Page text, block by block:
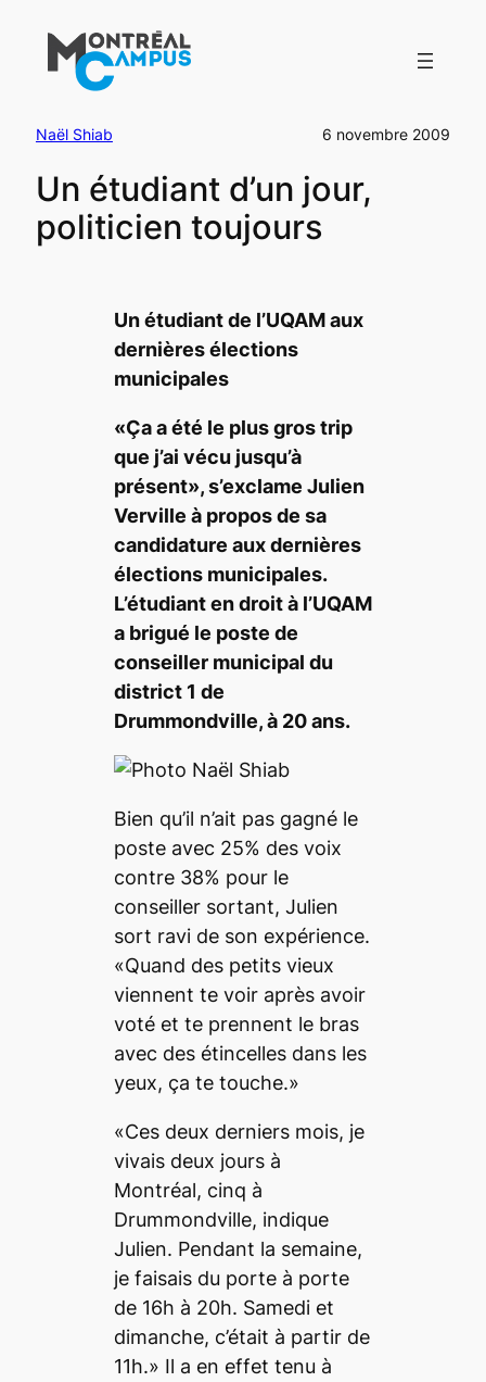
contenu
Naël Shiab 6 novembre 2009
Un étudiant d’un jour,
politicien toujours
Un étudiant de l’UQAM aux
dernières élections
municipales
«Ça a été le plus gros trip
que j’ai vécu jusqu’à
présent», s’exclame Julien
Verville à propos de sa
candidature aux dernières
élections municipales.
L’étudiant en droit à l’UQAM
a brigué le poste de
conseiller municipal du
district 1 de
Drummondville, à 20 ans.
Bien qu’il n’ait pas gagné le
poste avec 25% des voix
contre 38% pour le
conseiller sortant, Julien
sort ravi de son expérience.
«Quand des petits vieux
viennent te voir après avoir
voté et te prennent le bras
avec des étincelles dans les
yeux, ça te touche.»
«Ces deux derniers mois, je
vivais deux jours à
Montréal, cinq à
Drummondville, indique
Julien. Pendant la semaine,
je faisais du porte à porte
de 16h à 20h. Samedi et
dimanche, c’était à partir de
11h.» Il a en effet tenu à